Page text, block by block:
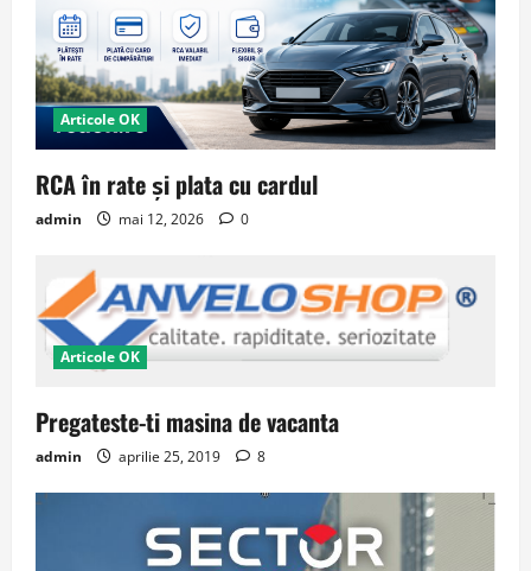
Articole OK
RCA în rate și plata cu cardul
admin mai 12, 2026 0
Articole OK
Pregateste-ti masina de vacanta
admin aprilie 25, 2019 8